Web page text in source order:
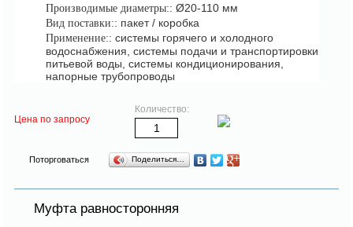
Производимые диаметры:: Ø20-110 мм
Вид поставки:: пакет / коробка
Применение:: системы горячего и холодного
водоснабжения, системы подачи и транспортировки
питьевой воды, системы кондиционирования,
напорные трубопроводы
Цена по запросу
Количество:
Поторговаться Поделиться…
Муфта равносторонняя